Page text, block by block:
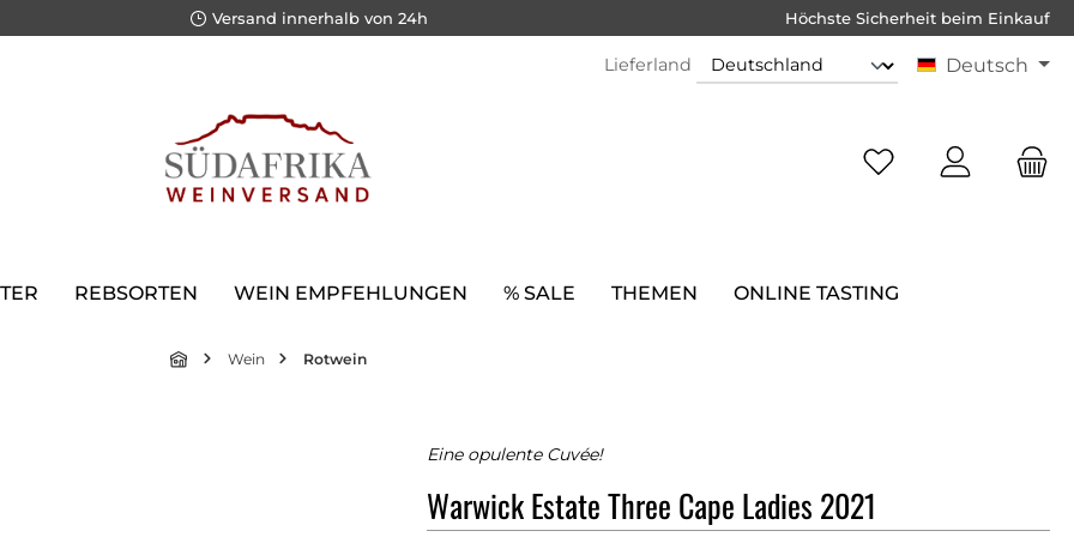
Versand innerhalb von 24h Höchste Sicherheit beim Einkauf
Lieferland Deutsch
REBSORTEN WEIN EMPFEHLUNGEN % SALE THEMEN ONLINE TASTING
Wein Rotwein
Eine opulente Cuvée!
Warwick Estate Three Cape Ladies 2021